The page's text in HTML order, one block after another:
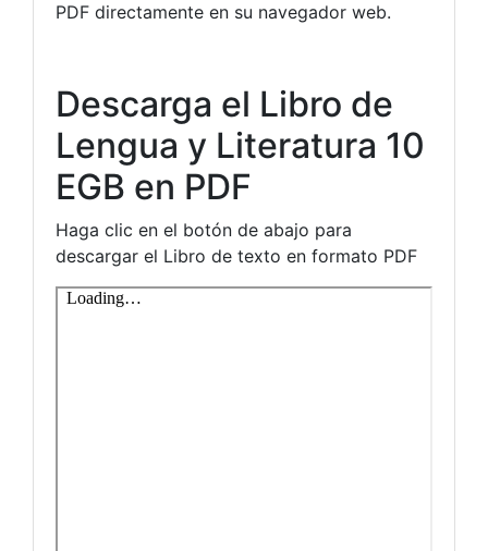
PDF directamente en su navegador web.
Descarga el Libro de
Lengua y Literatura 10
EGB en PDF
Haga clic en el botón de abajo para
descargar el Libro de texto en formato PDF